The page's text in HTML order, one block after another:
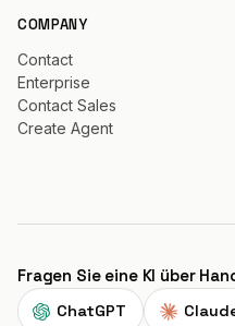
COMPANY
Contact
Enterprise
Contact Sales
Create Agent
Fragen Sie eine KI über
ChatGPT